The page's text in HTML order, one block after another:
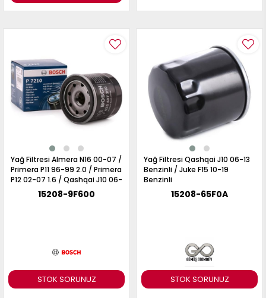
STOK SORUNUZ
Yağ Filtresi Almera N16 00-07 /
Primera P11 96-99 2.0 / Primera
P12 02-07 1.6 / Qashqai J10 06-
13 1.6 / Juke F15 10-19 1.6 /
Benzinli Motorlar
15208-9F600
STOK SORUNUZ
Yağ Filtresi Qashqai J10 06-13
Benzinli / Juke F15 10-19
Benzinli
15208-65F0A